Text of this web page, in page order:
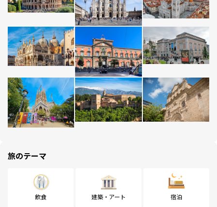
旅のテーマ
飲食 建築・アート 宿泊